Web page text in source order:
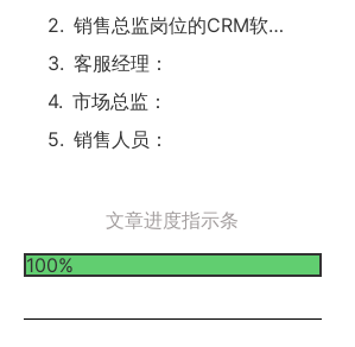
销售总监岗位的CRM软件系统应用场景：
客服经理：
市场总监：
销售人员：
文章进度指示条
100%